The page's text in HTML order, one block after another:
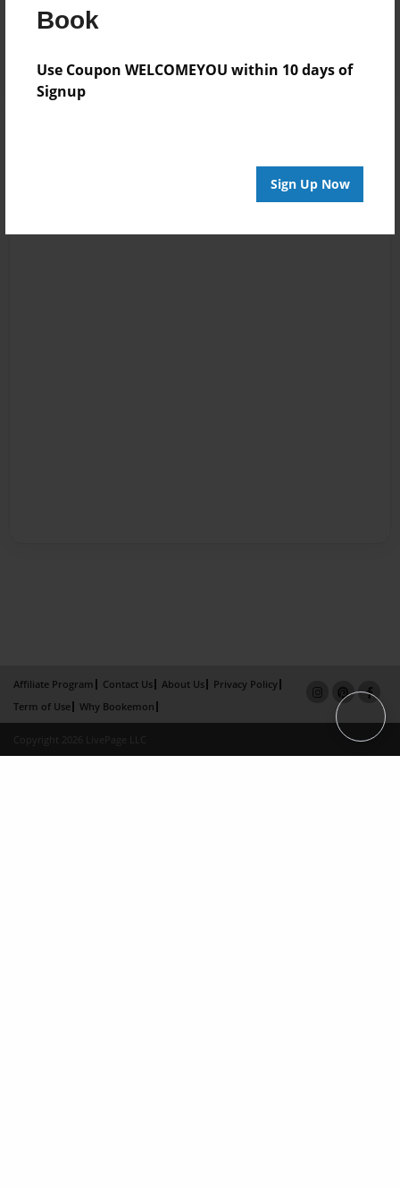
Book
Use Coupon WELCOMEYOU within 10 days of
Signup
Sign Up Now
Reader's Comments
Log inorcreate an account
Affiliate Program Contact Us About Us
Privacy Policy
Term of Use
Why Bookemon
Copyright 2026 LivePage LLC